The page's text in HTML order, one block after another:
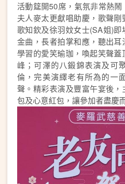
活動筵開50席，氣氛非常熱
夫人麥太更獻唱助慶，歌聲
歌知欽及徐羽妏女士(SA姐)
金曲，長者拍掌和應，聽出
學習的愛笑瑜珈，喚起笑聲
峰；可澤的八鍛錦表演及可
倫，完美演繹老有所為的一
聲。精彩表演及豐富午宴後
包及心意紅包，讓參加者盡慶